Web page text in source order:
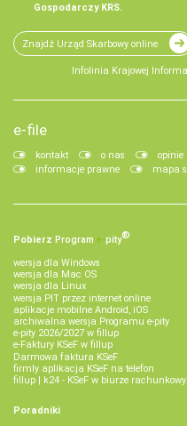
Gospodarczy KRS.
Znajdź Urząd Skarbowy online
Infolinia Krajowej
e-file
kontakt o nas opinie
informacje prawne
mapa
Pobierz Program e‑pity®
wersja dla Windows
wersja dla Mac OS
wersja dla Linux
wersja PIT przez internet online
aplikacje mobilne Android, iOS
archiwalna wersja Programu e-pity
e-pity 2026/2027 w fillup
e‑Faktury KSeF w fillup
Darmowa faktura KSeF
firmly aplikacja KSeF na telefon
fillup | k24 - KSeF w biurze
Poradniki